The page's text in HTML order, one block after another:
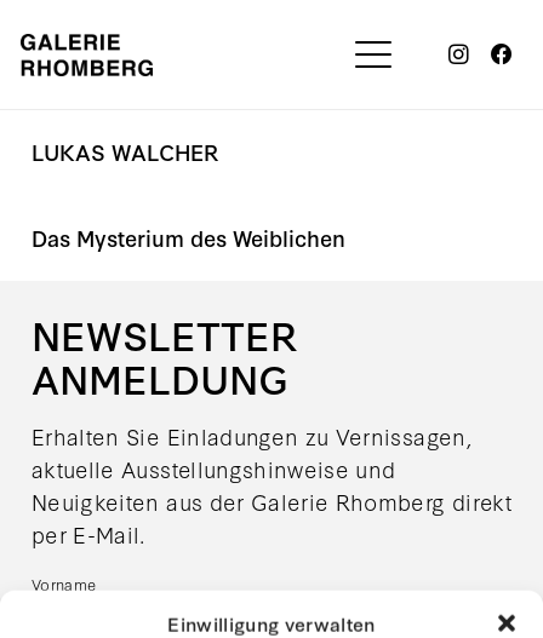
Einwilligung verwalten
LUKAS WALCHER
Das Mysterium des Weiblichen
NEWSLETTER
ANMELDUNG
Erhalten Sie Einladungen zu Vernissagen,
aktuelle Ausstellungshinweise und
Neuigkeiten aus der Galerie Rhomberg direkt
per E-Mail.
Vorname